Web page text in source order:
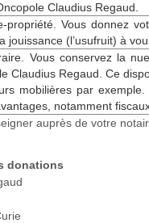
Claudius Regaud.
propriété. Vous donnez
jouissance (l’usufruit) à
Vous conservez la
Claudius Regaud. Ce
mobilières par
notamment
auprès de votre
donations
Curie